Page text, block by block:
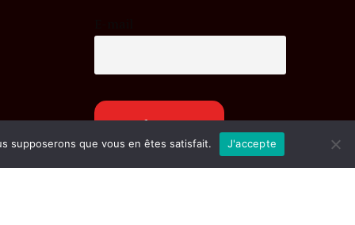
supposerons que vous en êtes satisfait. J'accepte